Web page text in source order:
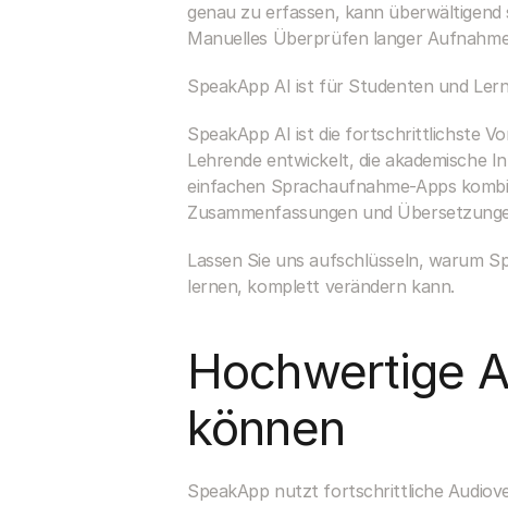
genau zu erfassen, kann
Manuelles Überprüfen langer
SpeakApp AI ist für Studenten und
SpeakApp AI ist die fortschrittlichste
Lehrende entwickelt, die akademische
einfachen Sprachaufnahme-Apps
Zusammenfassungen und
Lassen Sie uns aufschlüsseln, warum
lernen, komplett verändern kann.
Hochwertige
können
SpeakApp nutzt fortschrittliche